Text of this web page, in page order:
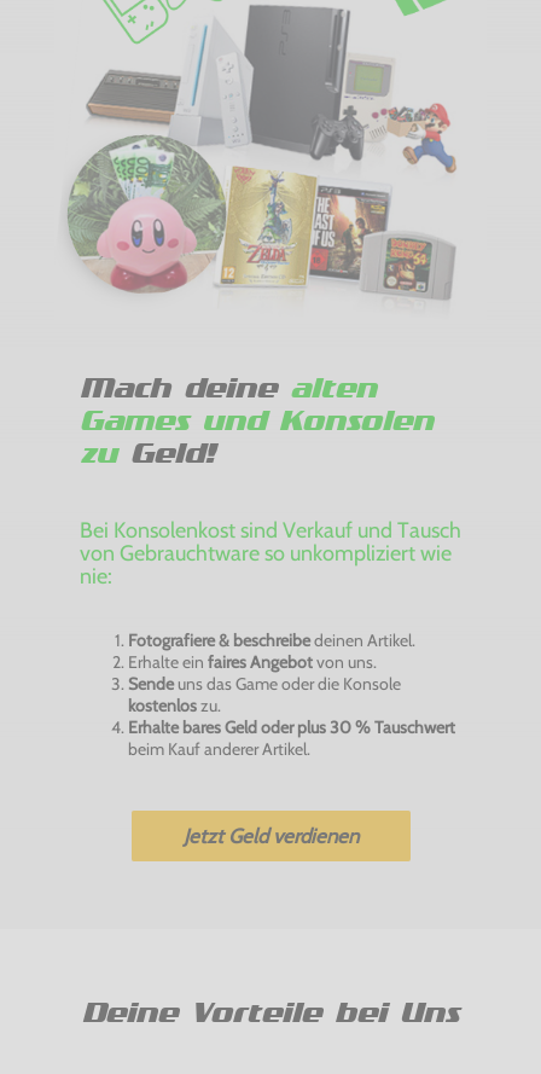
Mach deine alten
Games und Konsolen
zuGeld!
Bei Konsolenkost sind Verkauf und Tausch
von Gebrauchtware so unkompliziert wie
nie:
Fotografiere & beschreibedeinen Artikel.
Erhalte ein faires Angebotvon uns.
Sendeuns das Game oder die Konsole
kostenloszu.
Erhalte bares Geld oder plus 30 % Tauschwert
beim Kauf anderer Artikel.
Jetzt Geld verdienen
Deine Vorteile bei Uns